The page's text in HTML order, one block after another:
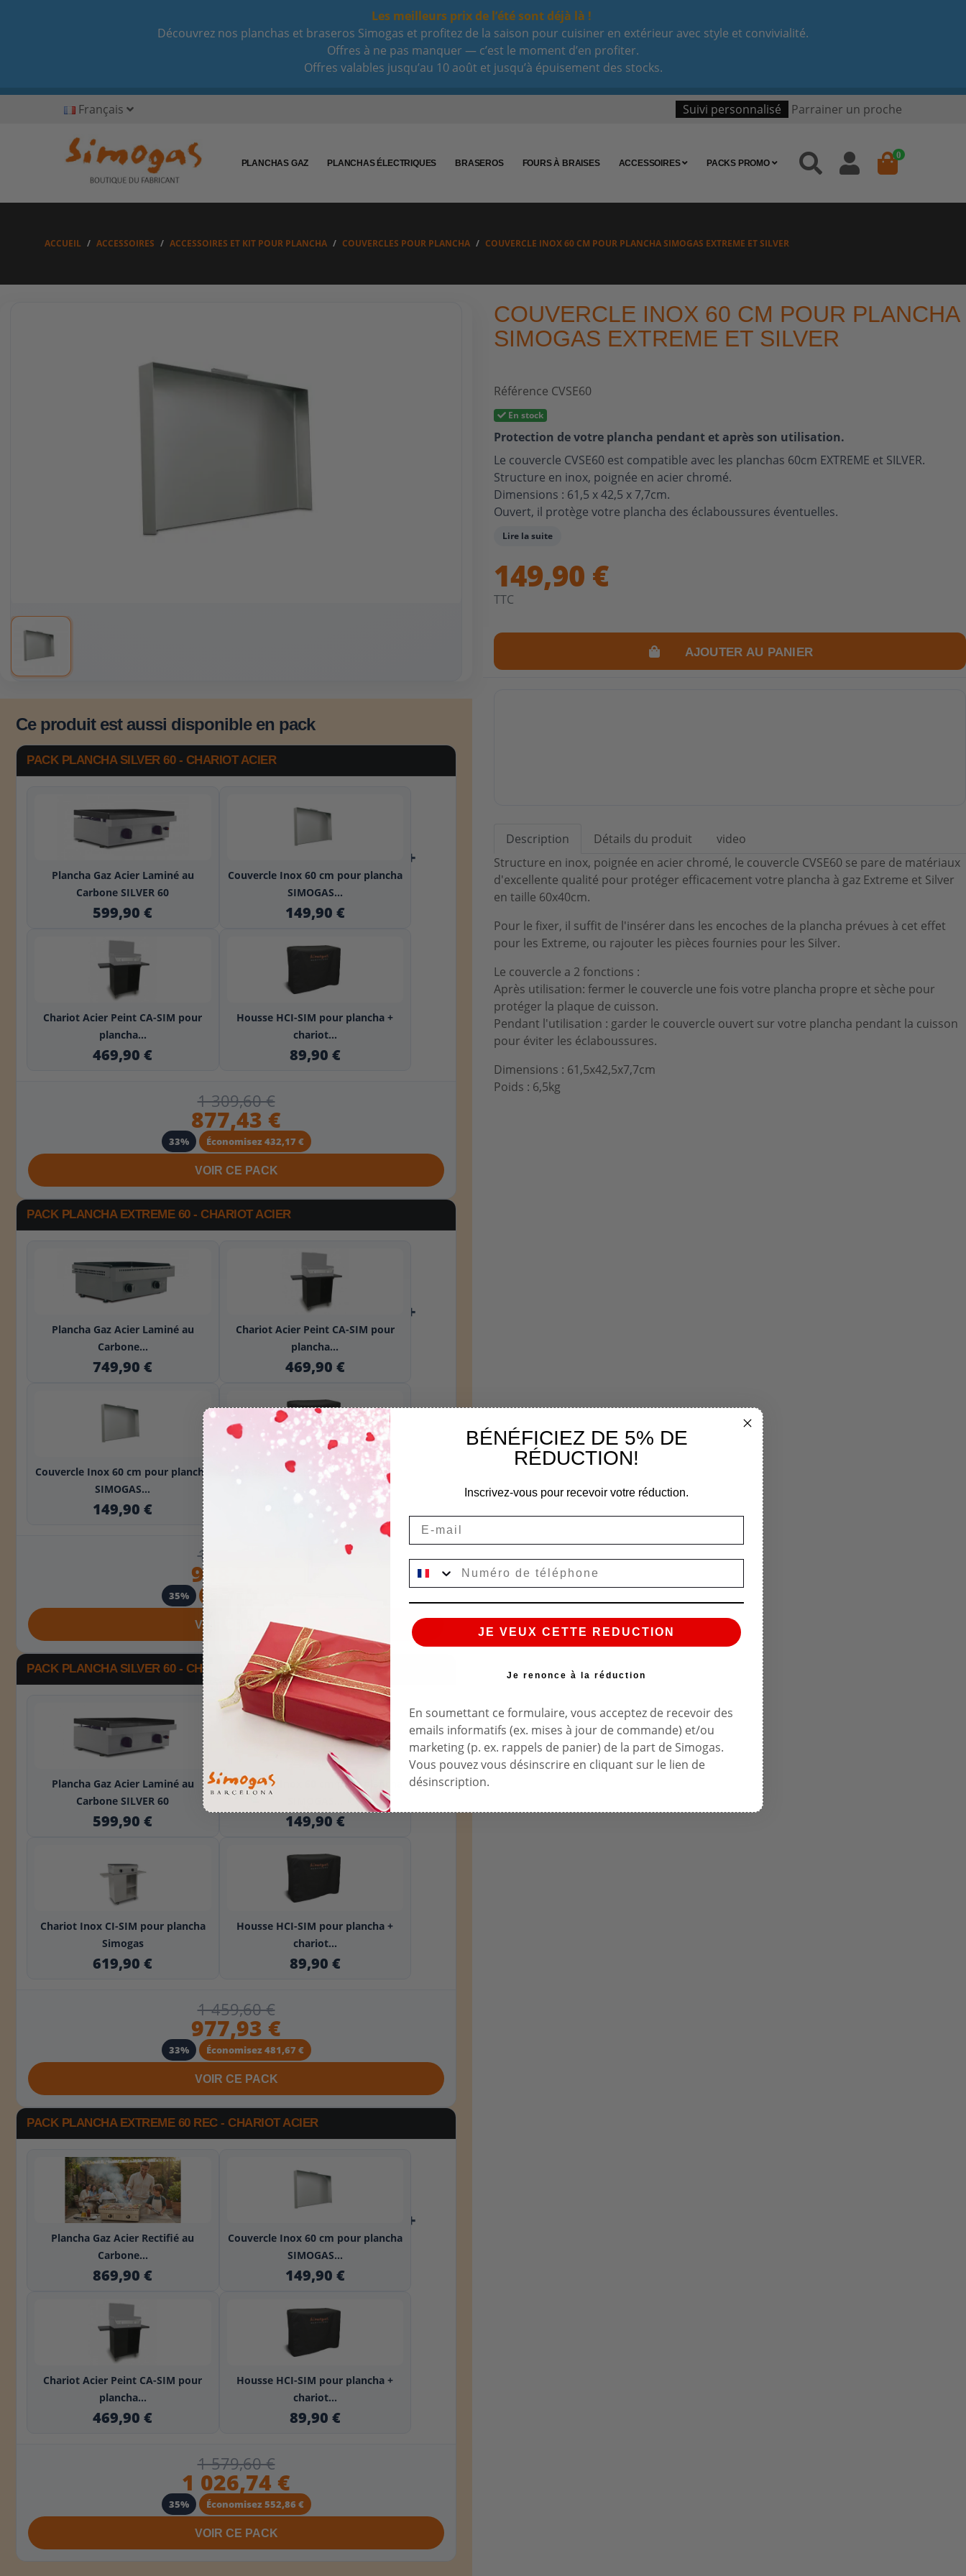
Les meilleurs prix de l’été sont déjà là !
Découvrez nos planchas et braseros Simogas et profitez de la saison pour cuisiner en extérieur avec style et convivialité.
Offres à ne pas manquer — c’est le moment d’en profiter.
Offres valables jusqu’au 10 août et jusqu’à épuisement des stocks.
Français Suivi personnalisé Parrainer un proche
PLANCHAS GAZ PLANCHAS ÉLECTRIQUES BRASEROS FOURS À BRAISES ACCESSOIRES PACKS PROMO
0
ACCUEIL ACCESSOIRES ACCESSOIRES ET KIT POUR PLANCHA COUVERCLES POUR PLANCHA COUVERCLE INOX 60 CM POUR PLANCHA SIMOGAS EXTREME ET SILVER
COUVERCLE INOX 60 CM POUR PLANCHA
SIMOGAS EXTREME ET SILVER
Référence CVSE60
En stock
Protection de votre plancha pendant et après son utilisation.
Le couvercle CVSE60 est compatible avec les planchas 60cm EXTREME et SILVER.
Structure en inox, poignée en acier chromé.
Dimensions : 61,5 x 42,5 x 7,7cm.
Ouvert, il protège votre plancha des éclaboussures éventuelles.
Fermé, il protège votre plancha grâce à sa structure rigide qui recouvre la plaque de
Lire la suite
149,90 €
TTC
AJOUTER AU PANIER
Description Détails du produit
video
Structure en inox, poignée en acier chromé, le couvercle CVSE60 se pare de matériaux
d'excellente qualité pour protéger efficacement votre plancha à gaz Extreme et Silver
en taille 60x40cm.
Pour le fixer, il suffit de l'insérer dans les encoches de la plancha prévues à cet effet
pour les Extreme, ou rajouter les pièces fournies pour les Silver.
Le couvercle a 2 fonctions :
Après utilisation: fermer le couvercle une fois votre plancha propre et sèche pour
protéger la plaque de cuisson.
Pendant l'utilisation : garder le couvercle ouvert sur votre plancha pendant la cuisson
pour éviter les éclaboussures.
Dimensions : 61,5x42,5x7,7cm
Poids : 6,5kg
Ce produit est aussi disponible en pack
PACK PLANCHA SILVER 60 - CHARIOT ACIER
Plancha Gaz Acier Laminé au
Carbone SILVER 60
599,90 €
Couvercle Inox 60 cm pour plancha
SIMOGAS...
149,90 €
+
Chariot Acier Peint CA-SIM pour
plancha...
469,90 €
Housse HCI-SIM pour plancha +
chariot...
89,90 €
1 309,60 €
877,43 €
33% Économisez 432,17 €
VOIR CE PACK
PACK PLANCHA EXTREME 60 - CHARIOT ACIER
Plancha Gaz Acier Laminé au
Carbone...
749,90 €
Chariot Acier Peint CA-SIM pour
plancha...
469,90 €
+
Couvercle Inox 60 cm pour plancha
SIMOGAS...
149,90 €
Housse HCI-SIM pour plancha +
chariot...
89,90 €
1 459,60 €
948,74 €
35%
VOIR CE PACK
PACK PLANCHA SILVER 60 - CHARIOT INOX
Plancha Gaz Acier Laminé au
Carbone SILVER 60
599,90 €
+
Couvercle Inox 60 cm pour plancha
149,90 €
+
Chariot Inox CI-SIM pour plancha
Simogas
619,90 €
Housse HCI-SIM pour plancha +
chariot...
89,90 €
1 459,60 €
977,93 €
33% Économisez 481,67 €
VOIR CE PACK
PACK PLANCHA EXTREME 60 REC - CHARIOT ACIER
Plancha Gaz Acier Rectifié au
Carbone...
869,90 €
Couvercle Inox 60 cm pour plancha
SIMOGAS...
149,90 €
+
Chariot Acier Peint CA-SIM pour
plancha...
469,90 €
Housse HCI-SIM pour plancha +
chariot...
89,90 €
1 579,60 €
1 026,74 €
35% Économisez 552,86 €
VOIR CE PACK
BÉNÉFICIEZ DE 5% DE
RÉDUCTION!
Inscrivez-vous pour recevoir votre réduction.
JE VEUX CETTE REDUCTION
Je renonce à la réduction
En soumettant ce formulaire, vous acceptez de recevoir des
emails informatifs (ex. mises à jour de commande) et/ou
marketing (p. ex. rappels de panier) de la part de Simogas.
Vous pouvez vous désinscrire en cliquant sur le lien de
désinscription.